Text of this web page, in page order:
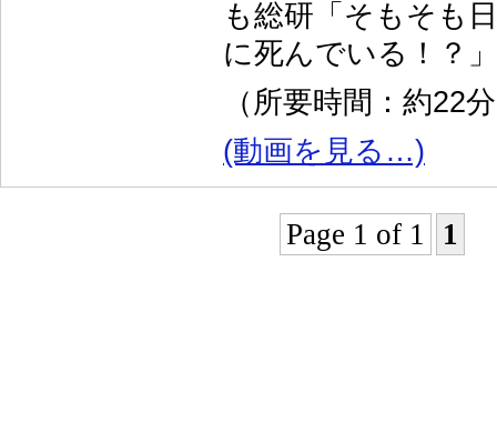
も総研「そもそも
に死んでいる！？
（所要時間：約22
(動画を見る…)
Page 1 of 1 1